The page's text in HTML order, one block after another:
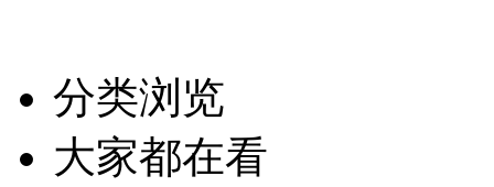
分类浏览
大家都在看